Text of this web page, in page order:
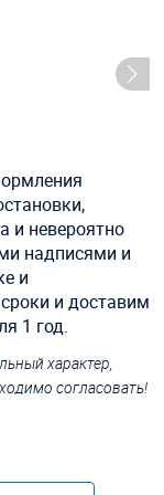
и невероятно
надписями и
и
и доставим
1 год.
характер,
согласовать!